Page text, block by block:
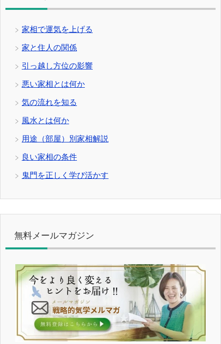
家相で運気を上げる
家と住人の関係
引っ越し方位の影響
悪い家相とは何か
気の流れを知る
風水とは何か
用途（部屋）別家相解説
良い家相の条件
鬼門を正しく学び活かす
無料メールマガジン